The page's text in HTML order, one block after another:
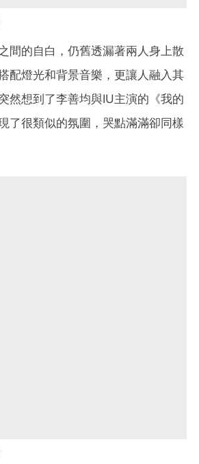
間的自白，仍舊透漏著兩人身上散
配燈光和背景音樂，更讓人融入其
然想到了李善均與IU主演的《我的
了很類似的氛圍，哭點滿滿卻同樣